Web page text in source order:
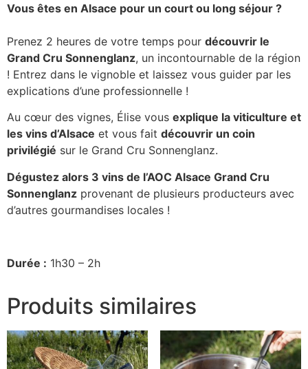
Vous êtes en Alsace pour un court ou long séjour ?
Prenez 2 heures de votre temps pour découvrir le
Grand Cru Sonnenglanz, un incontournable de la région
! Entrez dans le vignoble et laissez vous guider par les
explications d’une professionnelle !
Au cœur des vignes, Élise vous explique la viticulture et
les vins d’Alsace et vous fait découvrir un coin
privilégié sur le Grand Cru Sonnenglanz.
Dégustez alors 3 vins de l’AOC Alsace Grand Cru
Sonnenglanz provenant de plusieurs producteurs avec
d’autres gourmandises locales !
Durée : 1h30 – 2h
Produits similaires